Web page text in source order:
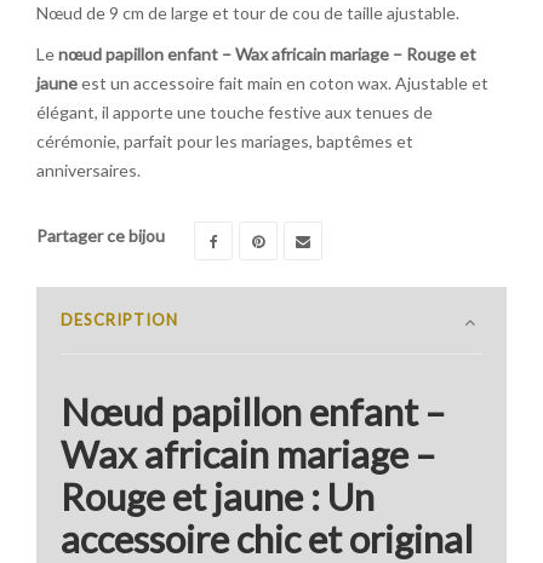
Nœud de 9 cm de large et tour de cou de taille ajustable.
Lenœud papillon enfant – Wax africain mariage – Rouge et
jauneest un accessoire fait main en coton wax. Ajustable et
élégant, il apporte une touche festive aux tenues de
cérémonie, parfait pour les mariages, baptêmes et
anniversaires.
Partager ce bijou
DESCRIPTION
Nœud papillon enfant –
Wax africain mariage –
Rouge et jaune : Un
accessoire chic et original